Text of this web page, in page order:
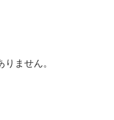
ません。